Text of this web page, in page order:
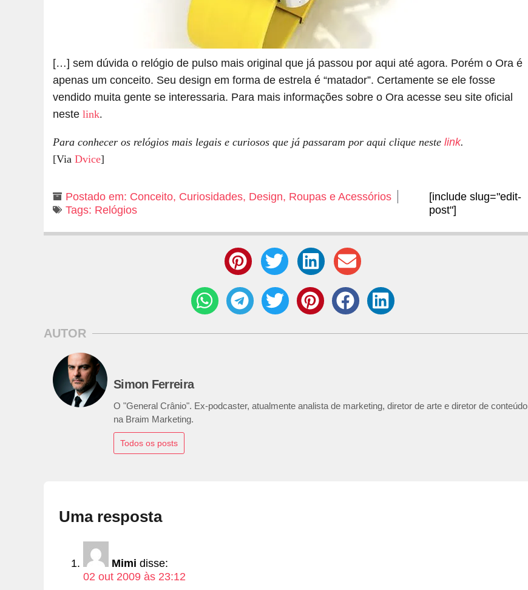
[…] sem dúvida o relógio de pulso mais original que já passou por aqui até agora. Porém o Ora é
apenas um conceito. Seu design em forma de estrela é “matador”. Certamente se ele fosse
vendido muita gente se interessaria. Para mais informações sobre o Ora acesse seu site oficial
neste link.
Para conhecer os relógios mais legais e curiosos que já passaram por aqui clique neste link.
[Via Dvice]
Postado em: Conceito, Curiosidades, Design, Roupas e Acessórios
Tags: Relógios
[include slug="edit-
post"]
AUTOR
Simon Ferreira
O "General Crânio". Ex-podcaster, atualmente analista de marketing, diretor de arte e diretor de conteúdo
na Braim Marketing.
Todos os posts
Uma resposta
Mimi disse:
02 out 2009 às 23:12